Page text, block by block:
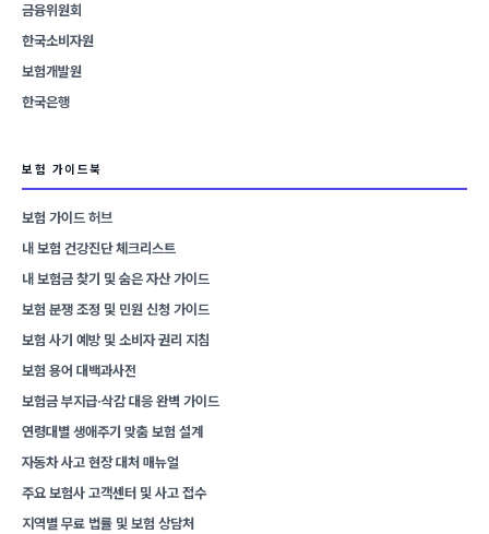
금융위원회
한국소비자원
보험개발원
한국은행
보험 가이드북
보험 가이드 허브
내 보험 건강진단 체크리스트
내 보험금 찾기 및 숨은 자산 가이드
보험 분쟁 조정 및 민원 신청 가이드
보험 사기 예방 및 소비자 권리 지침
보험 용어 대백과사전
보험금 부지급·삭감 대응 완벽 가이드
연령대별 생애주기 맞춤 보험 설계
자동차 사고 현장 대처 매뉴얼
주요 보험사 고객센터 및 사고 접수
지역별 무료 법률 및 보험 상담처